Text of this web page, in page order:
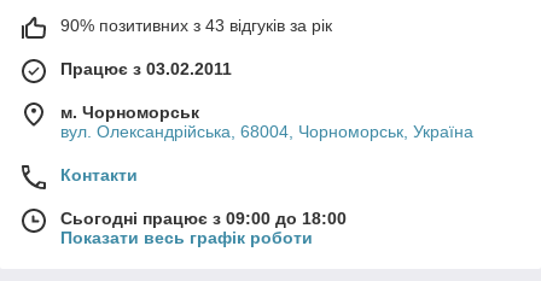
90% позитивних з 43 відгуків за рік
Працює з 03.02.2011
м. Чорноморськ
вул. Олександрійська, 68004, Чорноморськ, Україна
Контакти
Сьогодні працює з 09:00 до 18:00
Показати весь графік роботи